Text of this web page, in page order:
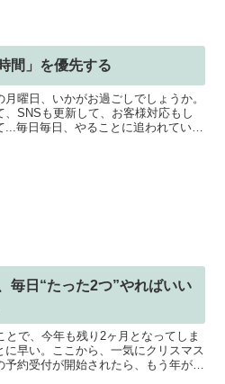
間」を優先する
曜日、いかがお過ごしでしょうか。
SNSも更新して、お客様対応もし
毎日毎日、やることに追われている
毎日“たった2つ”やればいい
で、今年も残り2ヶ月となってしま
早い。ここから、一気にクリスマス
約受付が開始されたら、もう年が明